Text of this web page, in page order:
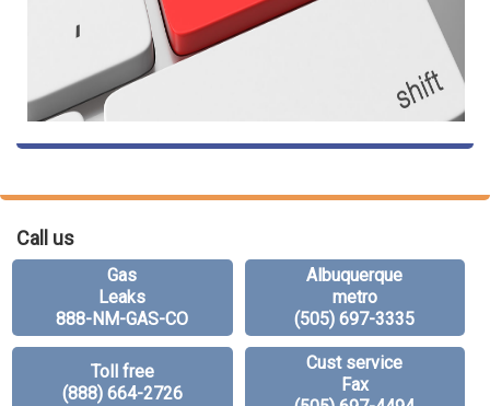
Call us
Gas
Leaks
888-NM-GAS-CO
Albuquerque
metro
(505) 697-3335
Toll free
(888) 664-2726
Cust service
Fax